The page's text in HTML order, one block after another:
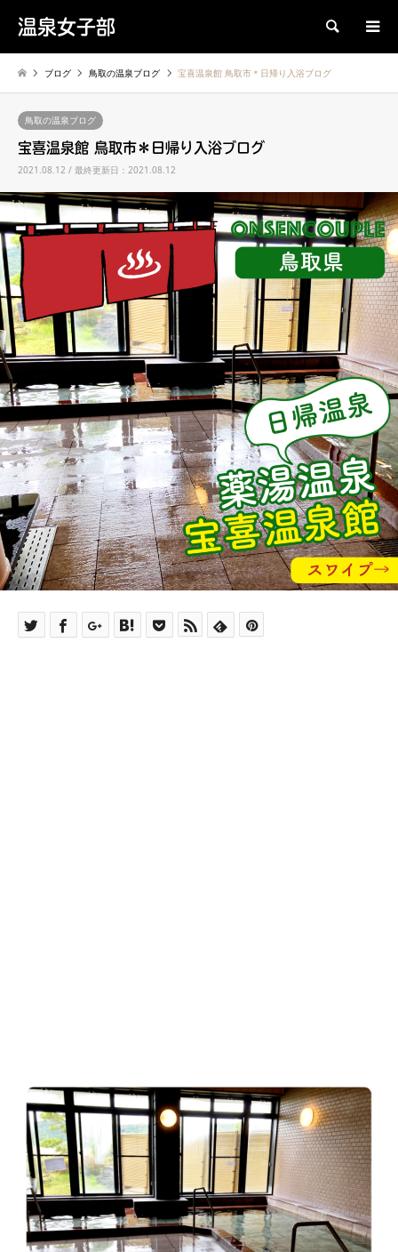
温泉女子部 検索
ブログ 鳥取の温泉ブログ 宝喜温泉館 鳥取市＊日帰り入浴ブログ
鳥取の温泉ブログ
宝喜温泉館 鳥取市＊日帰り入浴ブログ
2021.08.12 / 最終更新日：2021.08.12